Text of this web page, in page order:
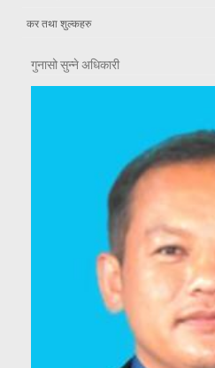
कर तथा शुल्कहरु
गुनासो सुन्ने अधिकारी